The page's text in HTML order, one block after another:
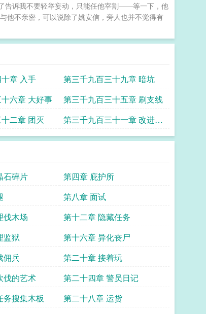
告诉我不要轻举妄动，只能任他宰割——等一下，他
他不亲密，可以说除了姚安信，旁人也并不觉得有
章 入手
第三千九百三十九章 暗坑
六章 大好事
第三千九百三十五章 刷支线
二章 团灭
第三千九百三十一章 改进方
案
石碎片
第四章 庇护所
第八章 面试
伐木场
第十二章 隐藏任务
监狱
第十六章 异化丧尸
佣兵
第二十章 接着玩
伐的艺术
第二十四章 警员日记
务搜集木板
第二十八章 运货